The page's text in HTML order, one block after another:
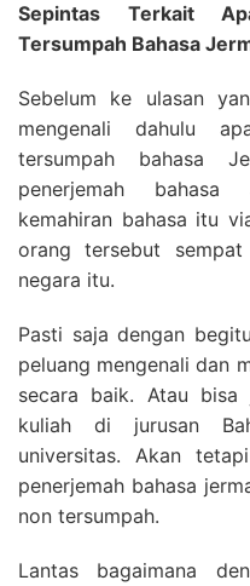
Sepintas Terkait
Tersumpah Bahasa
Sebelum ke ulasan
mengenali dahulu
tersumpah bahasa
penerjemah
kemahiran bahasa itu
orang tersebut
negara itu.
Pasti saja dengan
peluang mengenali dan
secara baik. Atau
kuliah di jurusan
universitas. Akan
penerjemah bahasa
non tersumpah.
Lantas bagaimana